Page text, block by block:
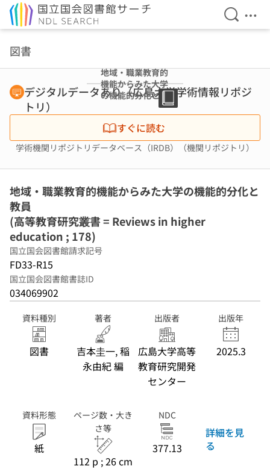
検索を
メ
図書
地域・職業教育的
機能からみた大学
の機能的分化と教
員 (高等教育研究
叢書 = Reviews
in higher
education ; 178)
デジタルデータあり（広島大学学術情報リポジ
トリ）
すぐに読む
学術機関リポジトリデータベース（IRDB）（機関リポジトリ）
地域・職業教育的機能からみた大学の機能的分化と
教員
(高等教育研究叢書 = Reviews in higher
education ; 178)
国立国会図書館請求記号
FD33-R15
国立国会図書館書誌ID
034069902
資料種別
図書
著者
吉本圭一, 稲
永由紀 編
出版者
広島大学高等
教育研究開発
センター
出版年
2025.3
資料形態
紙
ページ数・大き
さ等
112 p ; 26 cm
NDC
377.13
詳細を見
る